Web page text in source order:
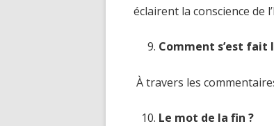
éclairent la conscience de
Comment s’est fait
À travers les
Le mot de la fin ?